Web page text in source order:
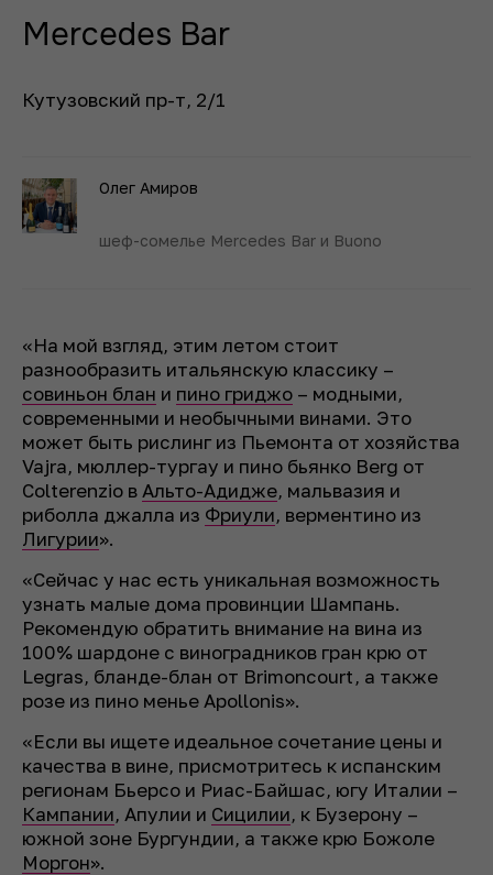
Mercedes Bar
Кутузовский пр-т, 2/1
Олег Амиров
шеф-сомелье Mercedes Bar и Buono
«На мой взгляд, этим летом стоит
разнообразить итальянскую классику –
совиньон блан и пино гриджо – модными,
современными и необычными винами. Это
может быть рислинг из Пьемонта от хозяйства
Vajra, мюллер-тургау и пино бьянко Berg от
Colterenzio в Альто-Адидже, мальвазия и
риболла джалла из Фриули, верментино из
Лигурии».
«Сейчас у нас есть уникальная возможность
узнать малые дома провинции Шампань.
Рекомендую обратить внимание на вина из
100% шардоне с виноградников гран крю от
Legras, бланде-блан от Brimoncourt, а также
розе из пино менье Apollonis».
«Если вы ищете идеальное сочетание цены и
качества в вине, присмотритесь к испанским
регионам Бьерсо и Риас-Байшас, югу Италии –
Кампании, Апулии и Сицилии, к Бузерону –
южной зоне Бургундии, а также крю Божоле
Моргон».